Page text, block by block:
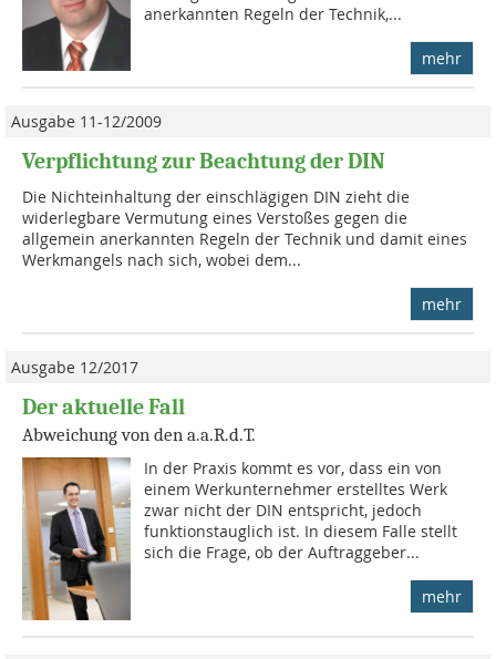
anerkannten Regeln der Technik,...
mehr
Ausgabe 11-12/2009
Verpflichtung zur Beachtung der DIN
Die Nichteinhaltung der einschlägigen DIN zieht die
widerlegbare Vermutung eines Verstoßes gegen die
allgemein anerkannten Regeln der Technik und damit eines
Werkmangels nach sich, wobei dem...
mehr
Ausgabe 12/2017
Der aktuelle Fall
Abweichung von den a.a.R.d.T.
In der Praxis kommt es vor, dass ein von
einem Werkunternehmer erstelltes Werk
zwar nicht der DIN entspricht, jedoch
funktionstauglich ist. In diesem Falle stellt
sich die Frage, ob der Auftraggeber...
mehr